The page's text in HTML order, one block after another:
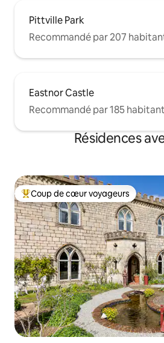
Pittville Park
Recommandé par 207
Eastnor Castle
Recommandé par 185
Résidences
Coups de cœur voyageurs les plus
Coup de cœur voyageurs